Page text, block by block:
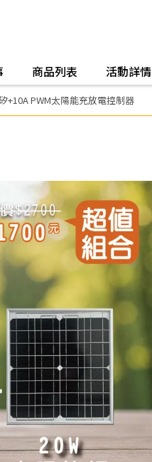
商品列表 活動詳情
+10A PWM太陽能充放電控制器